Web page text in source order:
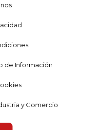
de Información
y Comercio